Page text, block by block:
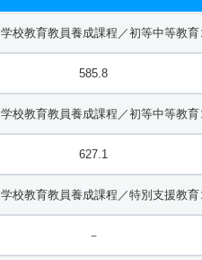
学校教育教員養成課程／初等中等教
585.8
学校教育教員養成課程／初等中等教
627.1
学校教育教員養成課程／特別支援教
－